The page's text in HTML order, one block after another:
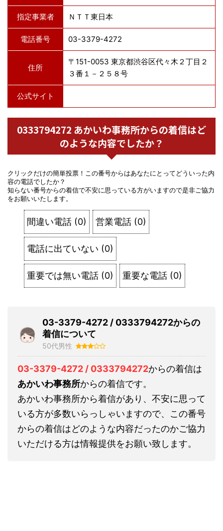
指定事業者 ＮＴＴ東日本
電話番号 03-3379-4272
住所
〒151-0053 東京都渋谷区代々木２丁目２
３番１－２５８号
公式サイト
0333794272 あかいわ事務所からの着信はど
のような内容でしたか？
クリックだけの簡単投票！この番号からはあなたにとってどういった内
容の電話でしたか？
知らない番号からの着信で不安に思っている方がいますので是非ご協力
をお願いいたします。
間違い電話 (0) 営業電話 (0)
電話に出ていない (0)
重要では無い電話 (0) 重要な電話 (0)
03-3379-4272 / 0333794272からの
着信について
50代男性
03-3379-4272 / 0333794272からの着信は
あかいわ事務所からの着信です。
あかいわ事務所から着信があり、不安に思って
いる方が多数いらっしゃいますので、この番号
からの着信はどのような内容だったのかご協力
いただける方は情報提供をお願い致します。